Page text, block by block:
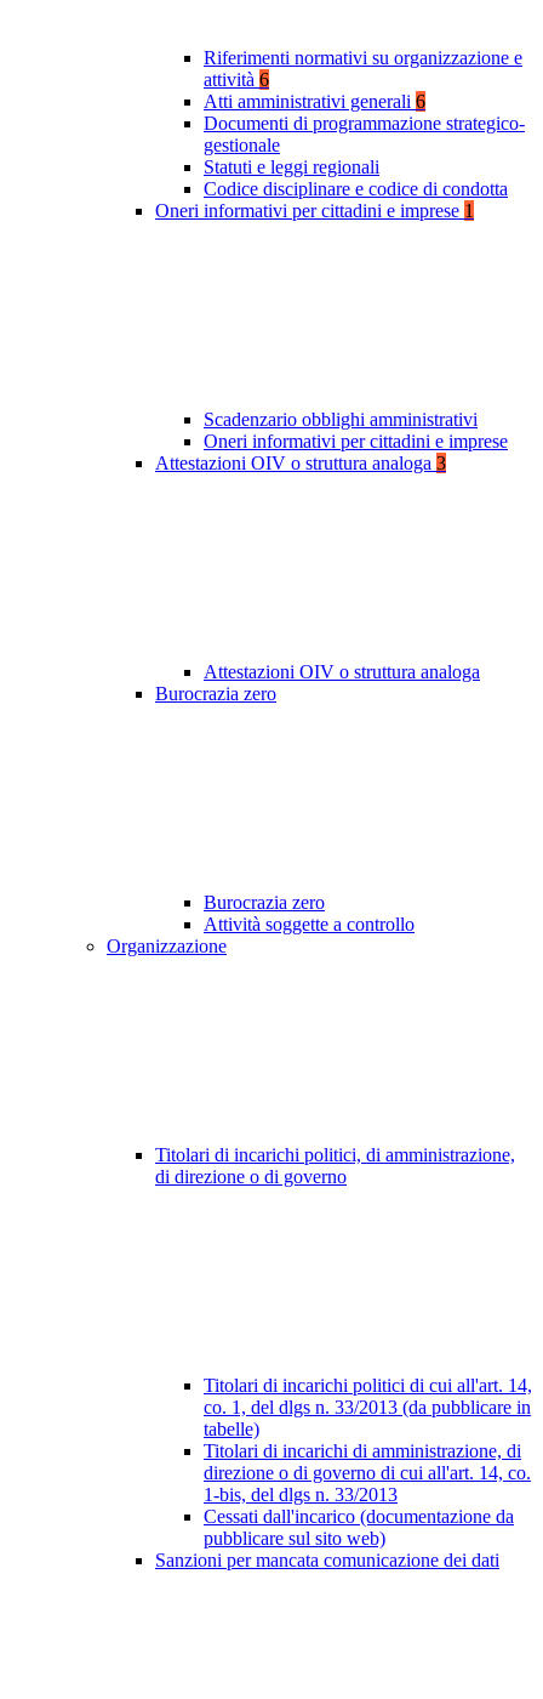
Riferimenti normativi su organizzazione e
attività 6
Atti amministrativi generali 6
Documenti di programmazione strategico-
gestionale
Statuti e leggi regionali
Codice disciplinare e codice di condotta
Oneri informativi per cittadini e imprese 1
Scadenzario obblighi amministrativi
Oneri informativi per cittadini e imprese
Attestazioni OIV o struttura analoga 3
Attestazioni OIV o struttura analoga
Burocrazia zero
Burocrazia zero
Attività soggette a controllo
Organizzazione
Titolari di incarichi politici, di amministrazione,
di direzione o di governo
Titolari di incarichi politici di cui all'art. 14,
co. 1, del dlgs n. 33/2013 (da pubblicare in
tabelle)
Titolari di incarichi di amministrazione, di
direzione o di governo di cui all'art. 14, co.
1-bis, del dlgs n. 33/2013
Cessati dall'incarico (documentazione da
pubblicare sul sito web)
Sanzioni per mancata comunicazione dei dati